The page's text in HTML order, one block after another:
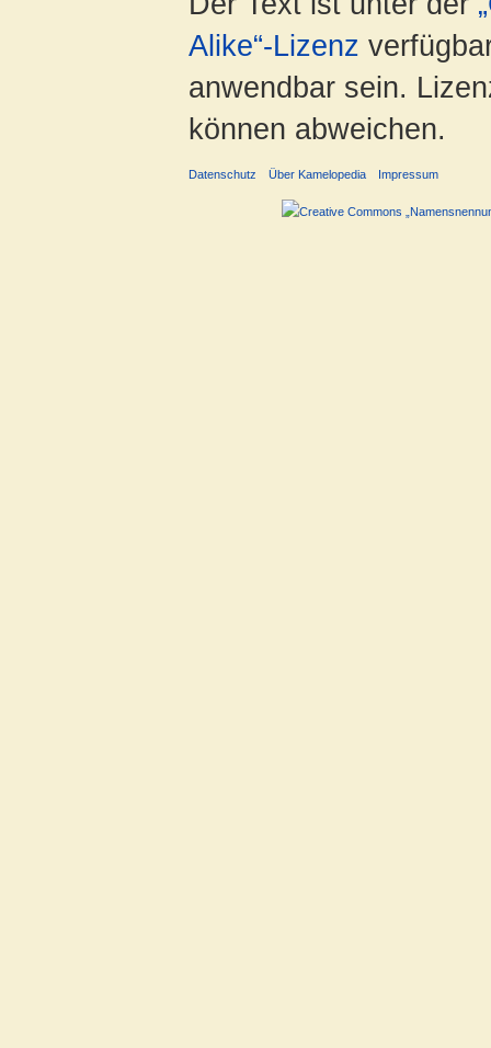
Alike“-Lizenz
anwendbar sein.
können abweichen.
Datenschutz Über Kamelopedia Impressum